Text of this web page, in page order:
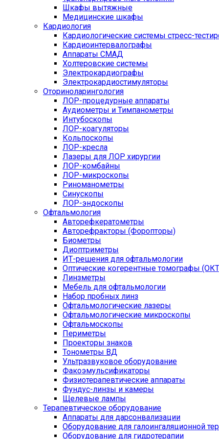
Шкафы вытяжные
Медицинские шкафы
Кардиология
Кардиологические системы стресс-
Кардиоинтервалографы
Аппараты СМАД
Холтеровские системы
Электрокардиографы
Электрокардиостимуляторы
Оториноларингология
ЛОР-процедурные аппараты
Аудиометры и Тимпанометры
Интубоскопы
ЛОР-коагуляторы
Кольпоскопы
ЛОР-кресла
Лазеры для ЛОР хирургии
ЛОР-комбайны
ЛОР-микроскопы
Риноманометры
Синускопы
ЛОР-эндоскопы
Офтальмология
Авторефкератометры
Авторефракторы (Форопторы)
Биометры
Диоптриметры
ИТ-решения для офтальмологии
Оптические когерентные томографы
Линзметры
Мебель для офтальмологии
Набор пробных линз
Офтальмологические лазеры
Офтальмологические микроскопы
Офтальмоскопы
Периметры
Проекторы знаков
Тонометры ВД
Ультразвуковое оборудование
Факоэмульсификаторы
Физиотерапевтические аппараты
Фундус-линзы и камеры
Щелевые лампы
Терапевтическое оборудование
Аппараты для дарсонвализации
Оборудование для галоингаляционной
Оборудование для гидротерапии